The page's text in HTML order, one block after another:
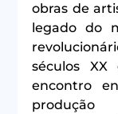
obras de
legado do
séculos
encontro
produção